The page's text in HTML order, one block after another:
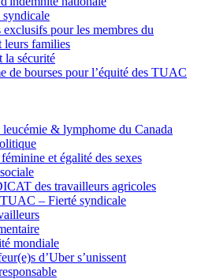
exclusifs pour les membres du
leurs families
la sécurité
de bourses pour l’équité des TUAC
leucémie & lymphome du Canada
et égalité des sexes
des travailleurs agricoles
– Fierté syndicale
mondiale
d’Uber s’unissent